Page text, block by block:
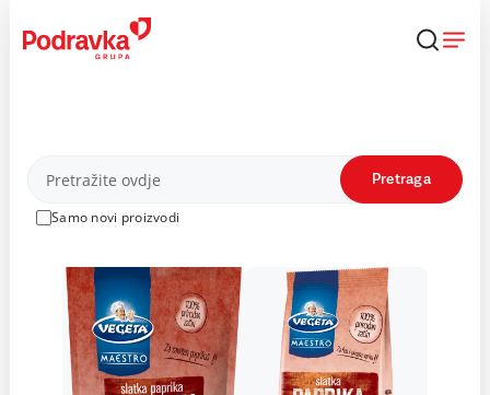
content
Proizvodi
Samo novi proizvodi
Pretraga